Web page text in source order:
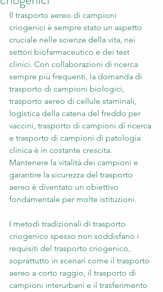
Il trasporto aereo di campioni
criogenici è sempre stato un aspetto
cruciale nelle scienze della vita, nei
settori biofarmaceutico e dei test
clinici. Con collaborazioni di ricerca
sempre più frequenti, la domanda di
trasporto di campioni biologici,
trasporto aereo di cellule staminali,
logistica della catena del freddo per
vaccini, trasporto di campioni di ricerca
e trasporto di campioni di patologia
clinica è in costante crescita.
Mantenere la vitalità dei campioni e
garantire la sicurezza del trasporto
aereo è diventato un obiettivo
fondamentale per molte istituzioni.
I metodi tradizionali di trasporto
criogenico spesso non soddisfano i
requisiti del trasporto criogenico,
soprattutto in scenari come il trasporto
aereo a corto raggio, il trasporto di
campioni interurbani e il trasferimento